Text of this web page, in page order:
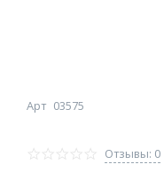
Арт 03575
Отзывы: 0